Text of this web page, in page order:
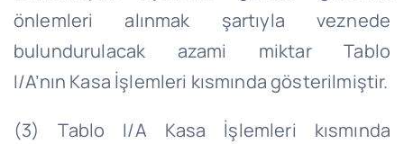
önlemleri alınmak şartıyla veznede
bulundurulacak azami miktar Tablo
I/A’nın Kasa İşlemleri kısmında gösterilmiştir.
(3) Tablo I/A Kasa İşlemleri kısmında